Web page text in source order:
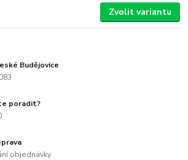
Zvolit variantu
Budějovice
poradit?
objednávky